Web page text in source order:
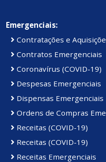
Emergenciais:
Contratações e
Contratos Emergenciais
Coronavírus (COVID-19)
Despesas Emergenciais
Dispensas Emergenciais
Ordens de Compras
Receitas (COVID-19)
Receitas (COVID-19)
Receitas Emergenciais